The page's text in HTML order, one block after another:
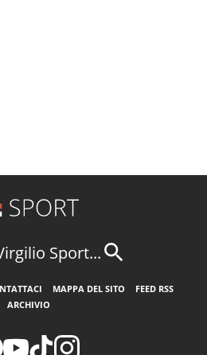
Sport...
MAPPA DEL SITO
FEED RSS
ARCHIVIO